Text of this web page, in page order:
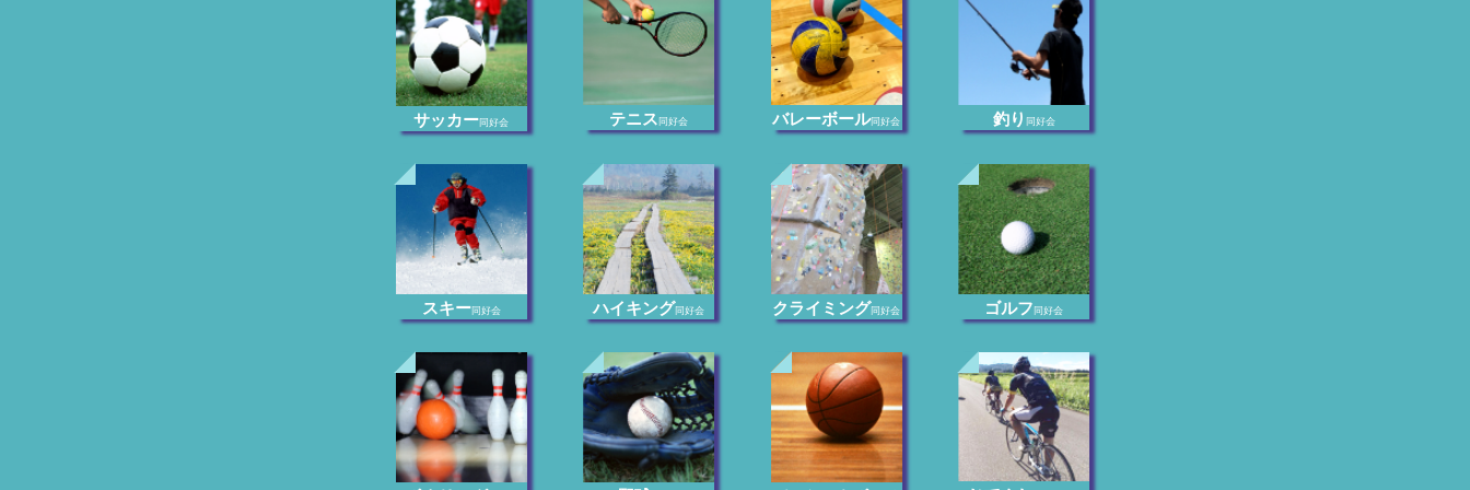
サッカー 同好会 テニス 同好会 バレーボール同好会 釣り 同好会
スキー同好会 ハイキング 同好会 クライミング同好会 ゴルフ同好会